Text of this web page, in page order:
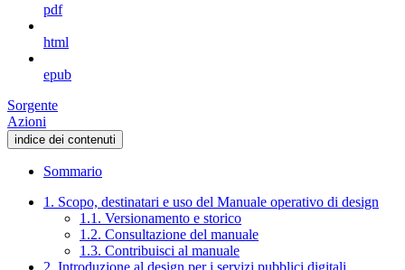
pdf
html
epub
Sorgente
Azioni
indice dei contenuti
Sommario
1. Scopo, destinatari e uso del Manuale operativo di design
1.1. Versionamento e storico
1.2. Consultazione del manuale
1.3. Contribuisci al manuale
2. Introduzione al design per i servizi pubblici digitali